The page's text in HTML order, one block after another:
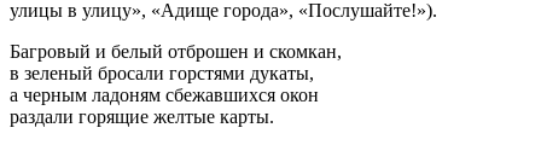
улицы в улицу», «Адище города», «Послушайте!»).
Багровый и белый отброшен и скомкан,
в зеленый бросали горстями дукаты,
а черным ладоням сбежавшихся окон
раздали горящие желтые карты.